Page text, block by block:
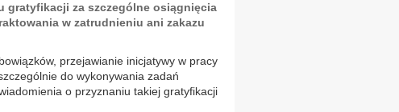
gratyfikacji za szczególne osiągnięcia
w zatrudnieniu ani zakazu
przejawianie inicjatywy w pracy
do wykonywania zadań
o przyznaniu takiej gratyfikacji